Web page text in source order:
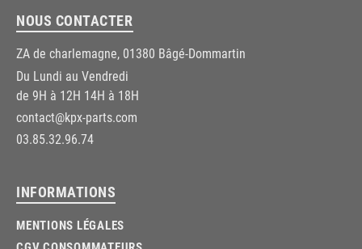
NOUS CONTACTER
ZA de charlemagne, 01380 Bâgé-Dommartin
Du Lundi au Vendredi
de 9H à 12H 14H à 18H
contact@kpx-parts.com
03.85.32.96.74
INFORMATIONS
MENTIONS LÉGALES